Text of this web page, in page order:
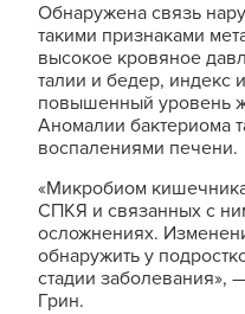
Обнаружена связь
такими признаками
высокое кровяное
талии и бедер, индекс
повышенный уровень
Аномалии бактериома
воспалениями печени.
«Микробиом
СПКЯ и связанных с
осложнениях.
обнаружить у
стадии заболевания»,
Грин.